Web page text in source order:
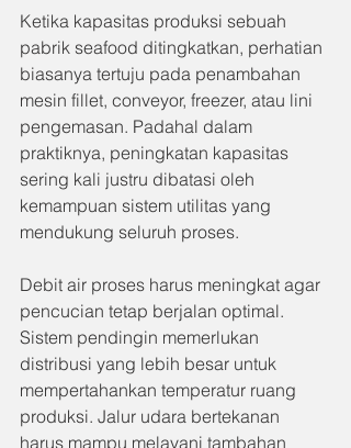
Ketika kapasitas produksi sebuah
pabrik seafood ditingkatkan, perhatian
biasanya tertuju pada penambahan
mesin fillet, conveyor, freezer, atau lini
pengemasan. Padahal dalam
praktiknya, peningkatan kapasitas
sering kali justru dibatasi oleh
kemampuan sistem utilitas yang
mendukung seluruh proses.
Debit air proses harus meningkat agar
pencucian tetap berjalan optimal.
Sistem pendingin memerlukan
distribusi yang lebih besar untuk
mempertahankan temperatur ruang
produksi. Jalur udara bertekanan
harus mampu melayani tambahan